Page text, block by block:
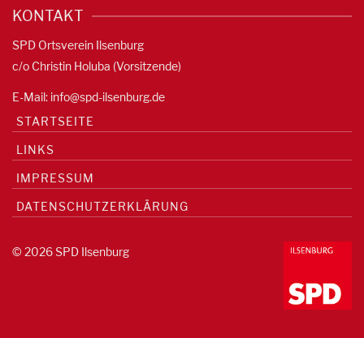
KONTAKT
SPD Ortsverein Ilsenburg
c/o Christin Holuba (Vorsitzende)
E-Mail: info@spd-ilsenburg.de
STARTSEITE
LINKS
IMPRESSUM
DATENSCHUTZERKLÄRUNG
© 2026 SPD Ilsenburg